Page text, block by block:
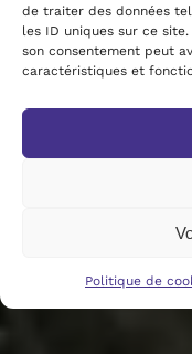
de traiter des données
les ID uniques sur ce
son consentement peut
caractéristiques et
Politique de